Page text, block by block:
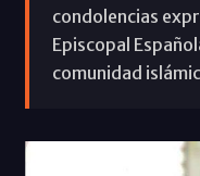
condolencias
Episcopal
comunidad